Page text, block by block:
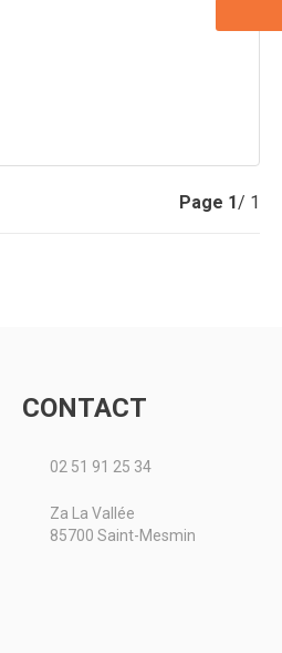
Page 1/ 1
CONTACT
02 51 91 25 34
Za La Vallée
85700 Saint-Mesmin